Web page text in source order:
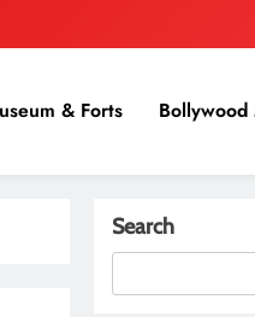
& Forts Bollywood
Search